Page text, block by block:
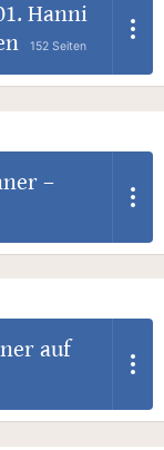
Hanni
152 Seiten
–
auf